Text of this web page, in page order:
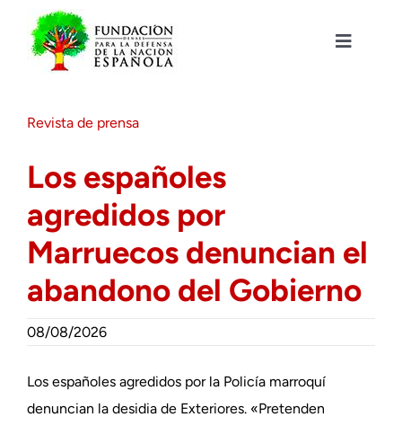
contenido
Toggle
Actualidad
Actividades
Colabora
Revista de prensa
Los españoles
agredidos por
Marruecos denuncian el
abandono del Gobierno
08/08/2026
Los españoles agredidos por la Policía marroquí
denuncian la desidia de Exteriores. «Pretenden